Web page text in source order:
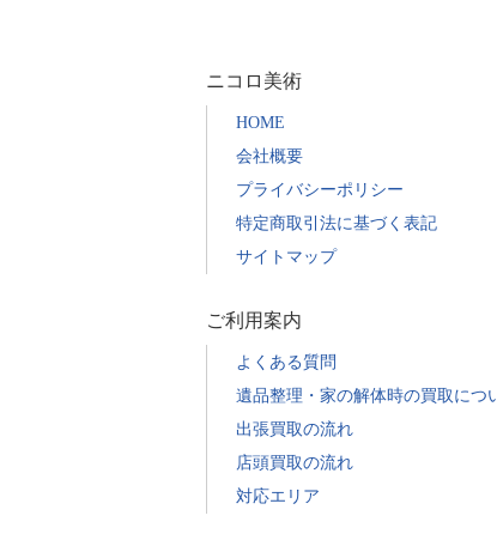
ー
ニコロ美術
HOME
会社概要
プライバシーポリシー
特定商取引法に基づく表記
サイトマップ
ご利用案内
よくある質問
遺品整理・家の解体時の買取につ
出張買取の流れ
店頭買取の流れ
対応エリア